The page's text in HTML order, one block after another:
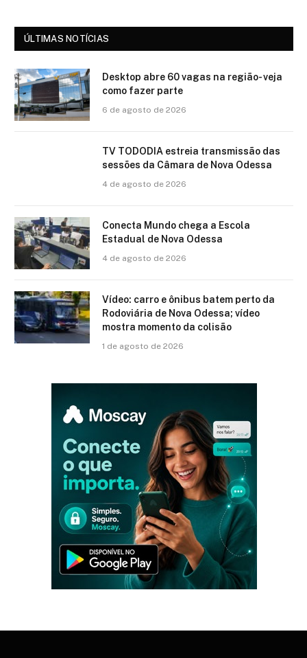
ÚLTIMAS NOTÍCIAS
Desktop abre 60 vagas na região- veja
como fazer parte
6 de agosto de 2026
TV TODODIA estreia transmissão das
sessões da Câmara de Nova Odessa
4 de agosto de 2026
Conecta Mundo chega a Escola
Estadual de Nova Odessa
4 de agosto de 2026
Vídeo: carro e ônibus batem perto da
Rodoviária de Nova Odessa; vídeo
mostra momento da colisão
1 de agosto de 2026